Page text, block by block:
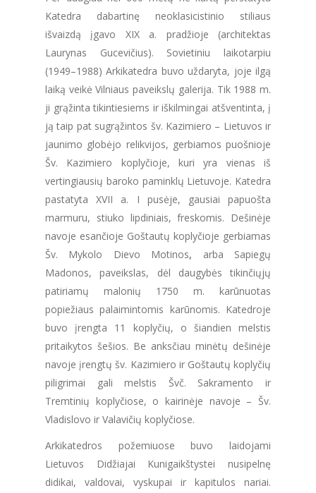
Katedra dabartinę neoklasicistinio stiliaus
išvaizdą įgavo XIX a. pradžioje (architektas
Laurynas Gucevičius). Sovietiniu laikotarpiu
(1949–1988) Arkikatedra buvo uždaryta, joje ilgą
laiką veikė Vilniaus paveikslų galerija. Tik 1988 m.
ji grąžinta tikintiesiems ir iškilmingai atšventinta, į
ją taip pat sugrąžintos šv. Kazimiero – Lietuvos ir
jaunimo globėjo relikvijos, gerbiamos puošnioje
Šv. Kazimiero koplyčioje, kuri yra vienas iš
vertingiausių baroko paminklų Lietuvoje. Katedra
pastatyta XVII a. I pusėje, gausiai papuošta
marmuru, stiuko lipdiniais, freskomis. Dešinėje
navoje esančioje Goštautų koplyčioje gerbiamas
Šv. Mykolo Dievo Motinos, arba Sapiegų
Madonos, paveikslas, dėl daugybės tikinčiųjų
patiriamų malonių 1750 m. karūnuotas
popiežiaus palaimintomis karūnomis. Katedroje
buvo įrengta 11 koplyčių, o šiandien melstis
pritaikytos šešios. Be anksčiau minėtų dešinėje
navoje įrengtų šv. Kazimiero ir Goštautų koplyčių
piligrimai gali melstis Švč. Sakramento ir
Tremtinių koplyčiose, o kairinėje navoje – Šv.
Vladislovo ir Valavičių koplyčiose.
Arkikatedros požemiuose buvo laidojami
Lietuvos Didžiajai Kunigaikštystei nusipelnę
didikai, valdovai, vyskupai ir kapitulos nariai.